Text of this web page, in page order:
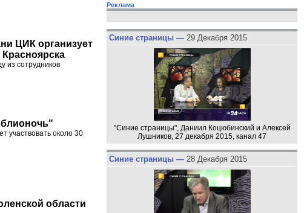
ЦИК организует
из сотрудников
участвовать около 30
области
Реклама
Синие страницы — 29 Декабря 2015
"Синие страницы", Даниил Коцюбинский и Алексей
Лушников, 27 декабря 2015, канал 47
Синие страницы — 28 Декабря 2015